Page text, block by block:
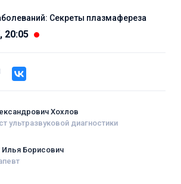
Секреты плазмафереза
20:05
Хохлов
ультразвуковой диагностики
Борисович